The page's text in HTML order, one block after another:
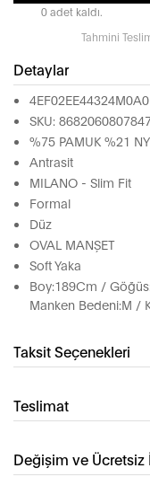
0 adet kaldı.
Tahmini
Detaylar
SKU: 8682060807847
%75 PAMUK %21
Antrasit
MILANO - Slim Fit
Formal
Düz
OVAL MANŞET
Soft Yaka
Boy:189Cm /
Manken Bedeni:M /
Taksit Seçenekleri
Teslimat
Değişim ve Ücretsiz